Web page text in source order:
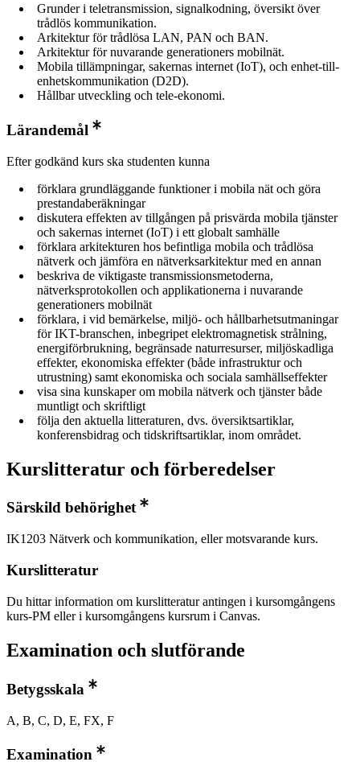
Grunder i teletransmission, signalkodning, översikt över
trådlös kommunikation.
Arkitektur för trådlösa LAN, PAN och BAN.
Arkitektur för nuvarande generationers mobilnät.
Mobila tillämpningar, sakernas internet (IoT), och enhet-till-
enhetskommunikation (D2D).
Hållbar utveckling och tele-ekonomi.
Lärandemål
Efter godkänd kurs ska studenten kunna
förklara grundläggande funktioner i mobila nät och göra
prestandaberäkningar
diskutera effekten av tillgången på prisvärda mobila tjänster
och sakernas internet (IoT) i ett globalt samhälle
förklara arkitekturen hos befintliga mobila och trådlösa
nätverk och jämföra en nätverksarkitektur med en annan
beskriva de viktigaste transmissionsmetoderna,
nätverksprotokollen och applikationerna i nuvarande
generationers mobilnät
förklara, i vid bemärkelse, miljö- och hållbarhetsutmaningar
för IKT-branschen, inbegripet elektromagnetisk strålning,
energiförbrukning, begränsade naturresurser, miljöskadliga
effekter, ekonomiska effekter (både infrastruktur och
utrustning) samt ekonomiska och sociala samhällseffekter
visa sina kunskaper om mobila nätverk och tjänster både
muntligt och skriftligt
följa den aktuella litteraturen, dvs. översiktsartiklar,
konferensbidrag och tidskriftsartiklar, inom området.
Kurslitteratur och förberedelser
Särskild behörighet
IK1203 Nätverk och kommunikation, eller motsvarande kurs.
Kurslitteratur
Du hittar information om kurslitteratur antingen i kursomgångens
kurs-PM eller i kursomgångens kursrum i Canvas.
Examination och slutförande
Betygsskala
A, B, C, D, E, FX, F
Examination